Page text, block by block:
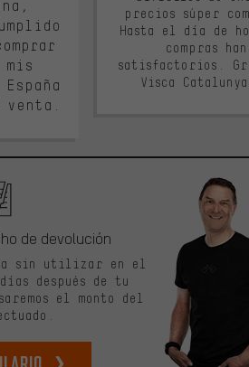
mis
precios súper
Hasta el día de
compras
satisfactorios.
Visca
de devolución
sin utilizar en el
después de tu
el monto del